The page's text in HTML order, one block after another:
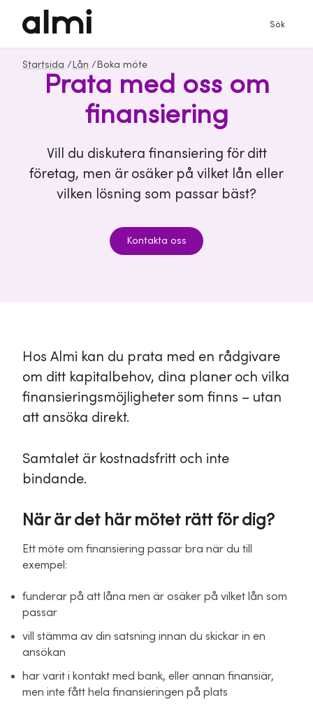
Sök
Startsida / Lån / Boka möte
Prata med oss om
finansiering
Vill du diskutera finansiering för ditt
företag, men är osäker på vilket lån eller
vilken lösning som passar bäst?
Kontakta oss
Hos Almi kan du prata med en rådgivare
om ditt kapitalbehov, dina planer och vilka
finansieringsmöjligheter som finns – utan
att ansöka direkt.
Samtalet är kostnadsfritt och inte
bindande.
När är det här mötet rätt för dig?
Ett möte om finansiering passar bra när du till
exempel:
funderar på att låna men är osäker på vilket lån som
passar
vill stämma av din satsning innan du skickar in en
ansökan
har varit i kontakt med bank, eller annan finansiär,
men inte fått hela finansieringen på plats